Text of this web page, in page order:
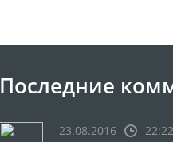
Последние
23.08.2016
22:22